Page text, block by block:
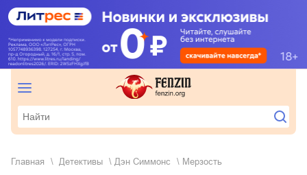
Главная детективы Дэн Симмонс Мерзость